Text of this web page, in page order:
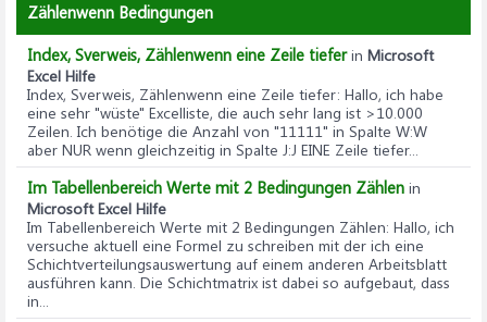
Zählenwenn Bedingungen
Index, Sverweis, Zählenwenn eine Zeile tieferin Microsoft
Excel Hilfe
Index, Sverweis, Zählenwenn eine Zeile tiefer: Hallo, ich habe
eine sehr "wüste" Excelliste, die auch sehr lang ist >10.000
Zeilen. Ich benötige die Anzahl von "11111" in Spalte W:W
aber NUR wenn gleichzeitig in Spalte J:J EINE Zeile tiefer...
Im Tabellenbereich Werte mit 2 Bedingungen Zählen in
Microsoft Excel Hilfe
Im Tabellenbereich Werte mit 2 Bedingungen Zählen: Hallo, ich
versuche aktuell eine Formel zu schreiben mit der ich eine
Schichtverteilungsauswertung auf einem anderen Arbeitsblatt
ausführen kann. Die Schichtmatrix ist dabei so aufgebaut, dass
in...